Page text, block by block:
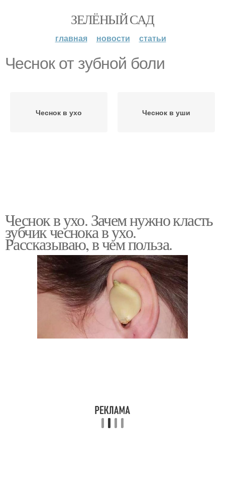
ЗЕЛЁНЫЙ САД
главная новости статьи
Чеснок от зубной боли
Чеснок в ухо Чеснок в уши
Чеснок в ухо. Зачем нужно класть
зубчик чеснока в ухо.
Рассказываю, в чем польза.